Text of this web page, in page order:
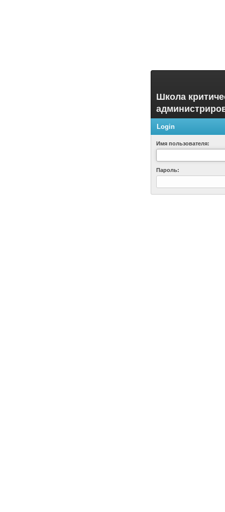
Школа
Login
Имя пользователя:
Пароль: